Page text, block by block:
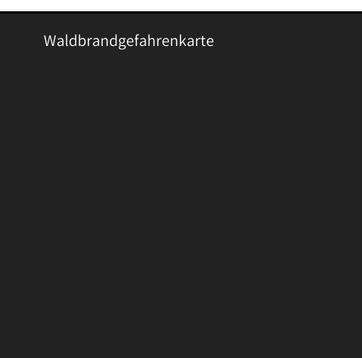
Waldbrandgefahrenkarte